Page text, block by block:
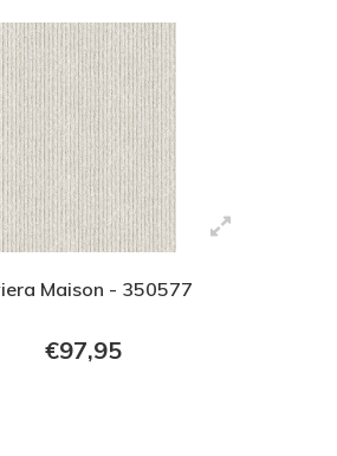
Maison - 350577
€97,95